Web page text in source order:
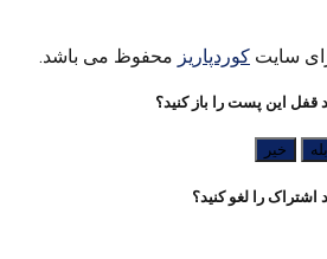
سایت کوردپاریز محفوظ می باشد.
قفل این پست را باز کنید؟
بله خیر
را لغو کنید؟